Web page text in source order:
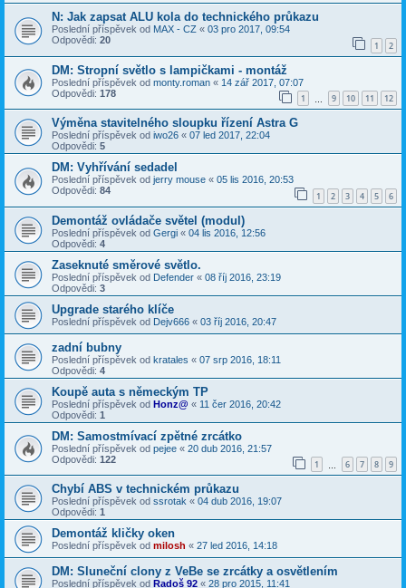
N: Jak zapsat ALU kola do technického průkazu
Poslední příspěvek od MAX - CZ « 03 pro 2017, 09:54
Odpovědi: 20 1 2
DM: Stropní světlo s lampičkami - montáž
Poslední příspěvek od monty.roman « 14 zář 2017, 07:07
Odpovědi: 178 1 9 10 11 12
Výměna stavitelného sloupku řízení Astra G
Poslední příspěvek od iwo26 « 07 led 2017, 22:04
Odpovědi: 5
DM: Vyhřívání sedadel
Poslední příspěvek od jerry mouse « 05 lis 2016, 20:53
Odpovědi: 84 1 2 3 4 5 6
Demontáž ovládače světel (modul)
Poslední příspěvek od Gergi « 04 lis 2016, 12:56
Odpovědi: 4
Zaseknuté směrové světlo.
Poslední příspěvek od Defender « 08 říj 2016, 23:19
Odpovědi: 3
Upgrade starého klíče
Poslední příspěvek od Dejv666 « 03 říj 2016, 20:47
zadní bubny
Poslední příspěvek od kratales « 07 srp 2016, 18:11
Odpovědi: 4
Koupě auta s německým TP
Poslední příspěvek od Honz@ « 11 čer 2016, 20:42
Odpovědi: 1
DM: Samostmívací zpětné zrcátko
Poslední příspěvek od pejee « 20 dub 2016, 21:57
Odpovědi: 122 1 6 7 8 9
Chybí ABS v technickém průkazu
Poslední příspěvek od ssrotak « 04 dub 2016, 19:07
Odpovědi: 1
Demontáž kličky oken
Poslední příspěvek od milosh « 27 led 2016, 14:18
DM: Sluneční clony z VeBe se zrcátky a osvětlením
Poslední příspěvek od Radoš 92 « 28 pro 2015, 11:41